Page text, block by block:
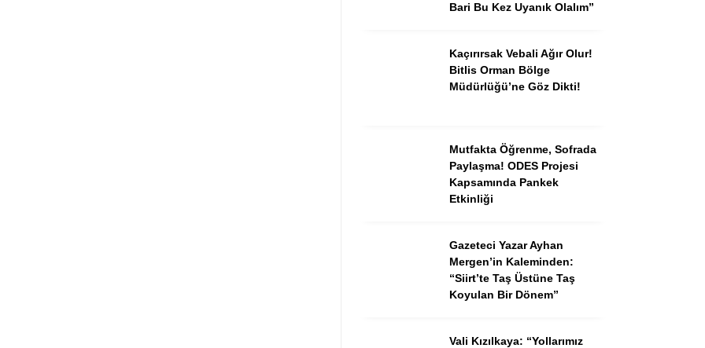
Bari Bu Kez Uyanık Olalım”
Kaçırırsak Vebali Ağır Olur!
Bitlis Orman Bölge
Müdürlüğü’ne Göz Dikti!
Mutfakta Öğrenme, Sofrada
Paylaşma! ODES Projesi
Kapsamında Pankek
Etkinliği
Gazeteci Yazar Ayhan
Mergen’in Kaleminden:
“Siirt’te Taş Üstüne Taş
Koyulan Bir Dönem”
Vali Kızılkaya: “Yollarımız